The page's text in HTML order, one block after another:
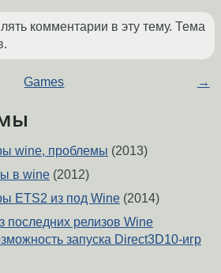
комментарии в эту тему. Тема
Games →
wine, проблемы (2013)
в wine (2012)
ETS2 из под Wine (2014)
последних релизов Wine
запуска Direct3D10-игр